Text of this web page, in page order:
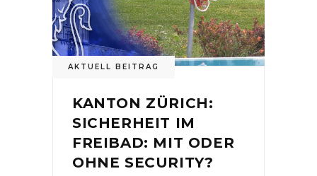
AKTUELL BEITRAG
KANTON ZÜRICH:
SICHERHEIT IM
FREIBAD: MIT ODER
OHNE SECURITY?